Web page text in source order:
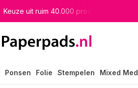
Keuze uit ruim 40.000 producten
Ponsen Folie Stempelen Mixed